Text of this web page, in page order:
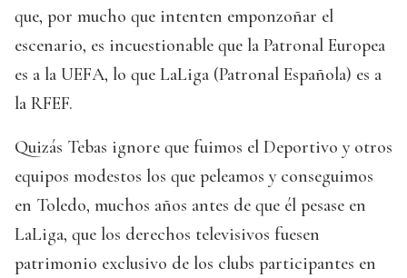
que, por mucho que intenten emponzoñar el
escenario, es incuestionable que la Patronal Europea
es a la UEFA, lo que LaLiga (Patronal Española) es a
la RFEF.
Quizás Tebas ignore que fuimos el Deportivo y otros
equipos modestos los que peleamos y conseguimos
en Toledo, muchos años antes de que él pesase en
LaLiga, que los derechos televisivos fuesen
patrimonio exclusivo de los clubs participantes en